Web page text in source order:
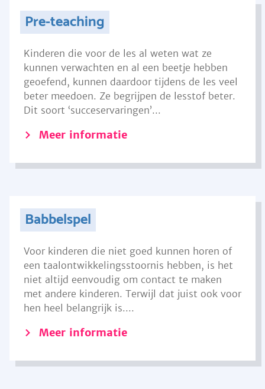
Pre-teaching
Kinderen die voor de les al weten wat ze
kunnen verwachten en al een beetje hebben
geoefend, kunnen daardoor tijdens de les veel
beter meedoen. Ze begrijpen de lesstof beter.
Dit soort ‘succeservaringen’...
Meer informatie
Babbelspel
Voor kinderen die niet goed kunnen horen of
een taalontwikkelingsstoornis hebben, is het
niet altijd eenvoudig om contact te maken
met andere kinderen. Terwijl dat juist ook voor
hen heel belangrijk is....
Meer informatie